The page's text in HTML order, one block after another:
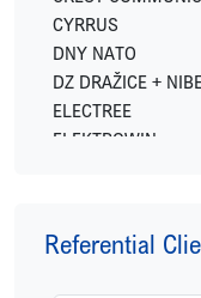
CYRRUS
DNY NATO
DZ DRAŽICE +
ELECTREE
ELEKTROWIN
FIDELITY
Referential